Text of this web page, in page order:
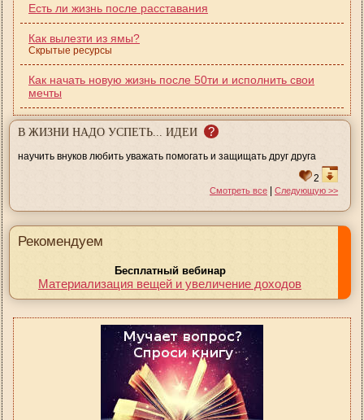
Есть ли жизнь после расставания
Как вылезти из ямы?
Скрытые ресурсы
Как начать новую жизнь после 50ти и исполнить свои
мечты
В ЖИЗНИ НАДО УСПЕТЬ... ИДЕИ ?
научить внуков любить уважать помогать и защищать друг друга
2
Смотреть все | Следующую >>
Рекомендуем
Бесплатный вебинар
Материализация вещей и увеличение доходов